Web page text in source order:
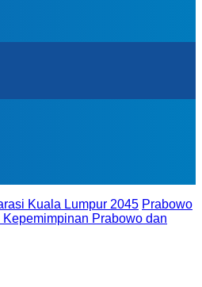
Kuala Lumpur 2045 Prabowo
Prabowo dan